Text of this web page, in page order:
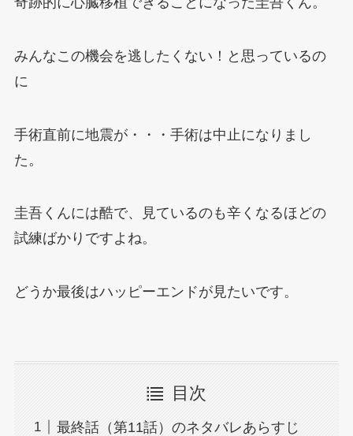
みんなこの機会を逃したくない！と思っているの
に
手術直前に地震が・・・手術は中止になりまし
た。
圭吾くんには酷で、見ているのも辛くなるほどの
試練ばかりですよね。
どうか最後はハッピーエンドが見たいです。
目次
最終話（第11話）のネタバレあらすじ